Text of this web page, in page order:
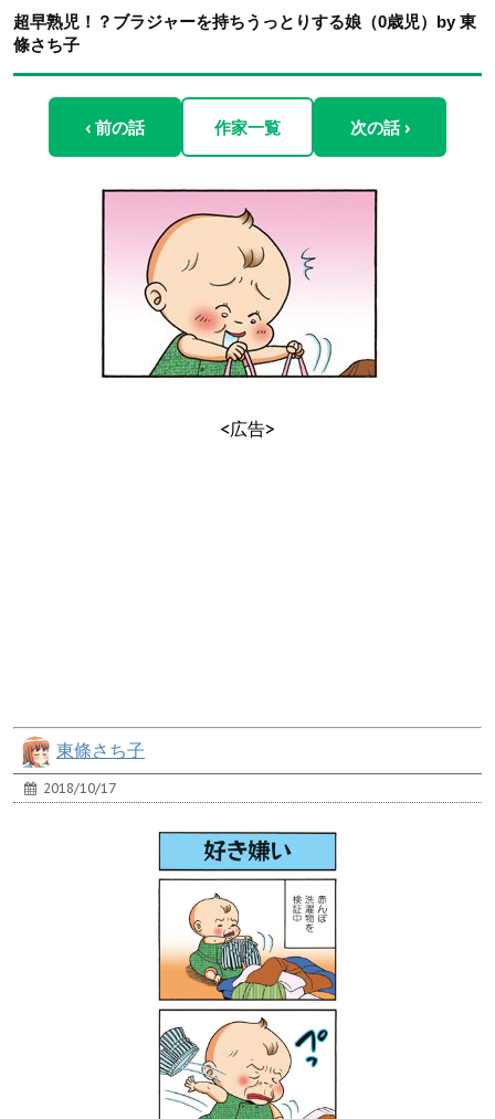
超早熟児！？ブラジャーを持ちうっとりする娘（0歳児）by 東
條さち子
‹ 前の話 作家一覧 次の話 ›
<広告>
東條さち子
2018/10/17